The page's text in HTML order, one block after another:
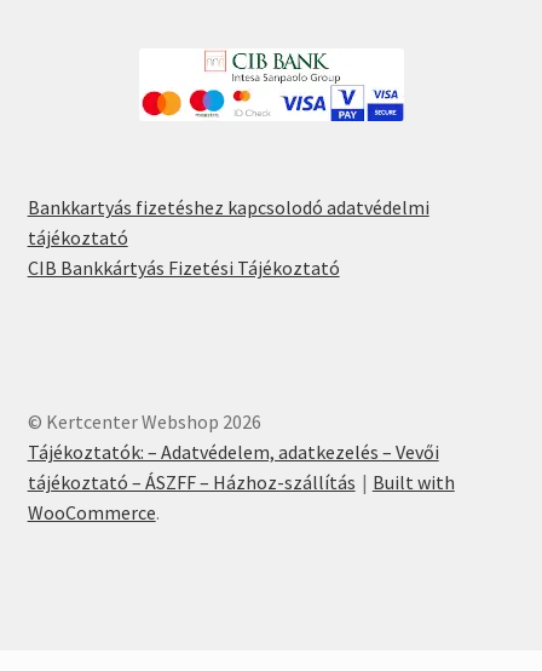
Bankkartyás fizetéshez kapcsolodó adatvédelmi
tájékoztató
CIB Bankkártyás Fizetési Tájékoztató
© Kertcenter Webshop 2026
Tájékoztatók: – Adatvédelem, adatkezelés – Vevői
tájékoztató – ÁSZFF – Házhoz-szállítás
Built with
WooCommerce.